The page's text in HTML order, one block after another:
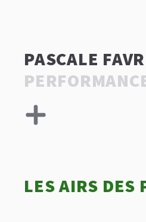
PASCALE
LES AIRS DES